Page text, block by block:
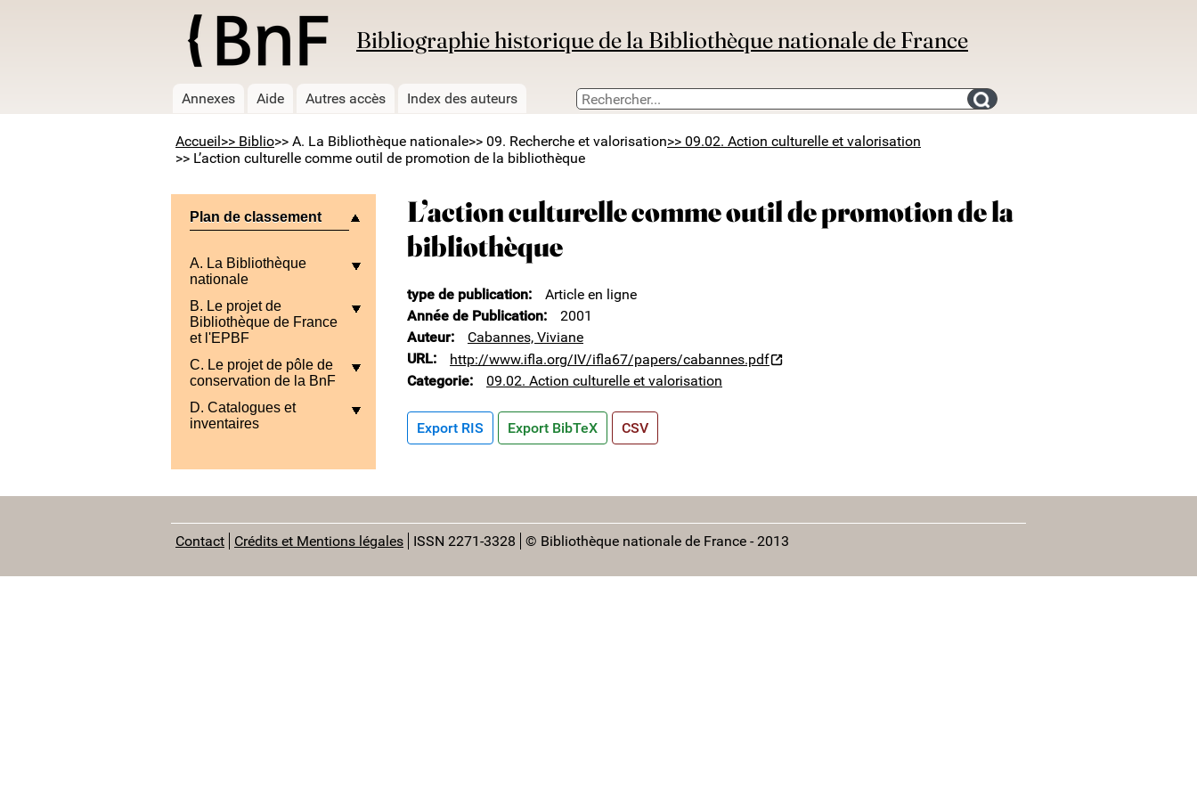
Bibliographie historique de la Bibliothèque nationale de France
Annexes Aide Autres accès Index des auteurs Search for an bibliography
Accueil >> Biblio>> A. La Bibliothèque nationale>> 09. Recherche et valorisation>> 09.02. Action culturelle et valorisation
>> L’action culturelle comme outil de promotion de la bibliothèque
Plan de classement
A. La Bibliothèque
nationale
B. Le projet de
Bibliothèque de France
et l'EPBF
C. Le projet de pôle de
conservation de la BnF
D. Catalogues et
inventaires
L’action culturelle comme outil de promotion de la
bibliothèque
type de publication
Article en ligne
Année de Publication
2001
Auteur
Cabannes, Viviane
URL
http://www.ifla.org/IV/ifla67/papers/cabannes.pdf
Categorie
09.02. Action culturelle et valorisation
Export RIS Export BibTeX CSV
Contact Crédits et Mentions légales ISSN 2271-3328 © Bibliothèque nationale de France - 2013